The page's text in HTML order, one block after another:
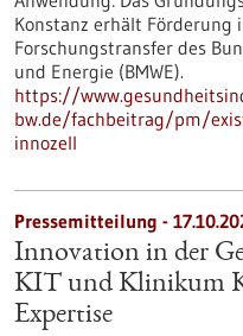
Konstanz erhält Förderung
Forschungstransfer des
und Energie (BMWE).
https://
bw.de/fachbeitrag/pm/
innozell
Pressemitteilung -
Innovation in der
KIT und Klinikum
Expertise